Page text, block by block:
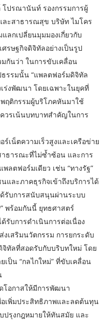
ปรณานันท์ รองกรรมการผู้
ละสาธารณสุข บริษัท ไมโคร
ลกเปลี่ยนมุมมองเกี่ยวกับ
รษฐกิจดิจิทัลอย่างเป็นรูป
มกันว่า ในการขับเคลื่อน
ธรรมนั้น “แพลตฟอร์มดิจิทัล
ร่งพัฒนา โดยเฉพาะในยุคที่
ฤติกรรมผู้บริโภคหันมาใช้
วรเน้นบทบาทสำคัญในการ
เน็ตความเร็วสูงและเครือข่าย
าธารณะที่ไม่ซ้ำซ้อน และการ
ลตฟอร์มเดียว เช่น “ทางรัฐ”
และภาคธุรกิจเข้าถึงบริการได้
รับการสนับสนุนผ่านระบบ
พร้อมกันนี้ ยุทธศาสตร์
รับการดำเนินการต่อเนื่อง
เสริมนวัตกรรม การยกระดับ
ทัลที่สอดรับกับบริบทใหม่ โดย
เป็น “กลไกใหม่” ที่ขับเคลื่อน
โอกาสให้มีการพัฒนา
อเพิ่มประสิทธิภาพและลดต้นทุน
ปรุงกฎหมายให้ทันสมัย และ